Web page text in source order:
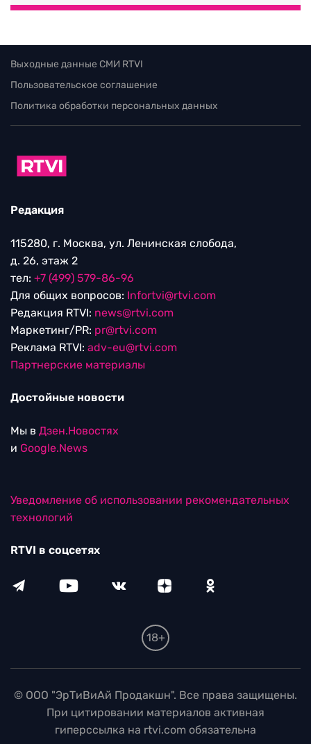
Выходные данные СМИ RTVI
Пользовательское соглашение
Политика обработки персональных данных
Редакция
115280, г. Москва, ул. Ленинская слобода,
д. 26, этаж 2
тел: +7 (499) 579-86-96
Для общих вопросов: Infortvi@rtvi.com
Редакция RTVI: news@rtvi.com
Маркетинг/PR: pr@rtvi.com
Реклама RTVI: adv-eu@rtvi.com
Партнерские материалы
Достойные новости
Мы в Дзен.Новостях
и Google.News
Уведомление об использовании рекомендательных
технологий
RTVI в соцсетях
18+
© ООО "ЭрТиВиАй Продакшн". Все права защищены.
При цитировании материалов активная
гиперссылка на rtvi.com обязательна